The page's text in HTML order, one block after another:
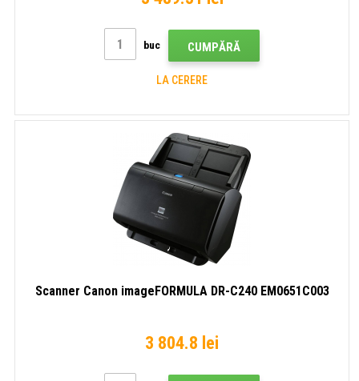
buc CUMPĂRĂ
LA CERERE
Scanner Canon imageFORMULA DR-C240 EM0651C003
3 804.8 lei